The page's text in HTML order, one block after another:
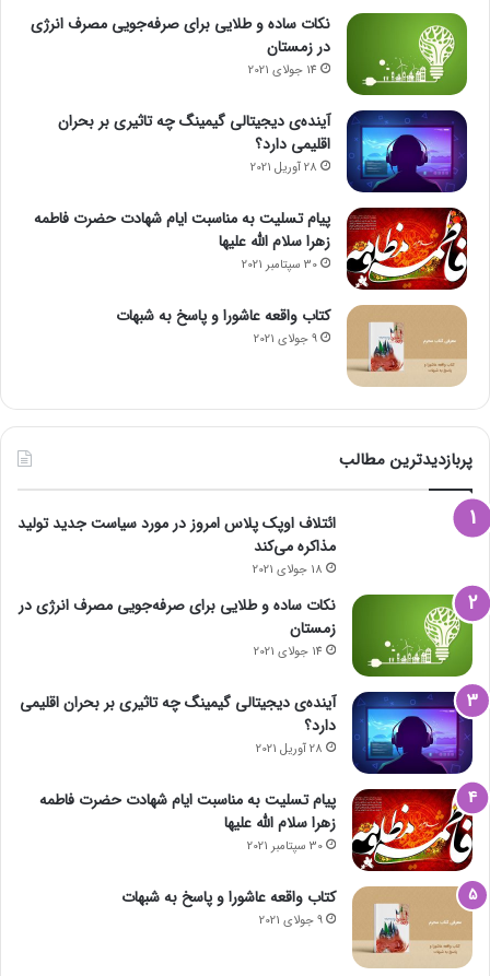
نکات ساده و طلایی برای صرفه‌جویی مصرف انرژی
در زمستان
14 جولای 2021
آینده‌ی دیجیتالی گیمینگ چه تاثیری بر بحران
اقلیمی دارد؟
28 آوریل 2021
پیام تسلیت به مناسبت ایام شهادت حضرت فاطمه
زهرا سلام الله علیها
30 سپتامبر 2021
کتاب واقعه عاشورا و پاسخ به شبهات
9 جولای 2021
پربازدیدترین مطالب
ائتلاف اوپک پلاس امروز در مورد سیاست جدید تولید
مذاکره می‌کند
18 جولای 2021
نکات ساده و طلایی برای صرفه‌جویی مصرف انرژی در
زمستان
14 جولای 2021
آینده‌ی دیجیتالی گیمینگ چه تاثیری بر بحران اقلیمی
دارد؟
28 آوریل 2021
پیام تسلیت به مناسبت ایام شهادت حضرت فاطمه
زهرا سلام الله علیها
30 سپتامبر 2021
کتاب واقعه عاشورا و پاسخ به شبهات
9 جولای 2021